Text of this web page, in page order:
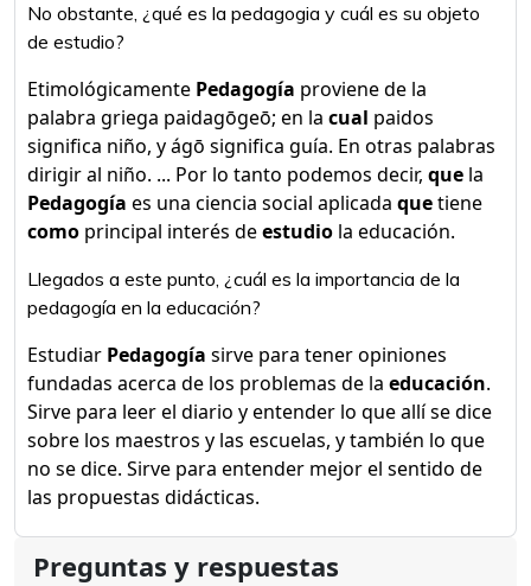
No obstante, ¿qué es la pedagogia y cuál es su objeto
de estudio?
Etimológicamente Pedagogía proviene de la
palabra griega paidagōgeō; en la cual paidos
significa niño, y ágō significa guía. En otras palabras
dirigir al niño. ... Por lo tanto podemos decir, que la
Pedagogía es una ciencia social aplicada quetiene
como principal interés deestudio la educación.
Llegados a este punto, ¿cuál es la importancia de la
pedagogía en la educación?
Estudiar Pedagogía sirve para tener opiniones
fundadas acerca de los problemas de la educación.
Sirve para leer el diario y entender lo que allí se dice
sobre los maestros y las escuelas, y también lo que
no se dice. Sirve para entender mejor el sentido de
las propuestas didácticas.
Preguntas y respuestas